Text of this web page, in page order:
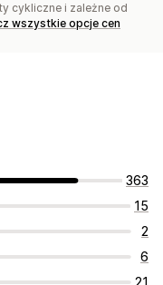
cykliczne i zależne od
wszystkie opcje cen
363
15
2
6